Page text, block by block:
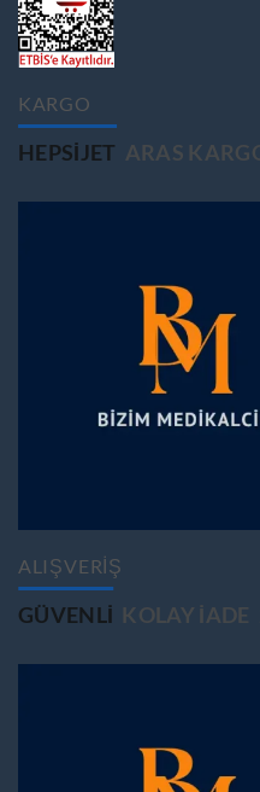
KARGO
HEPSIJET ARAS
ALIŞVERİŞ
GÜVENLİ KOLAY İADE